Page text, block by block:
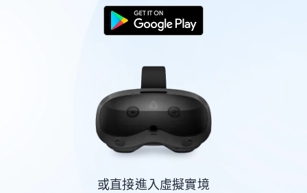
或直接進入虛擬實境